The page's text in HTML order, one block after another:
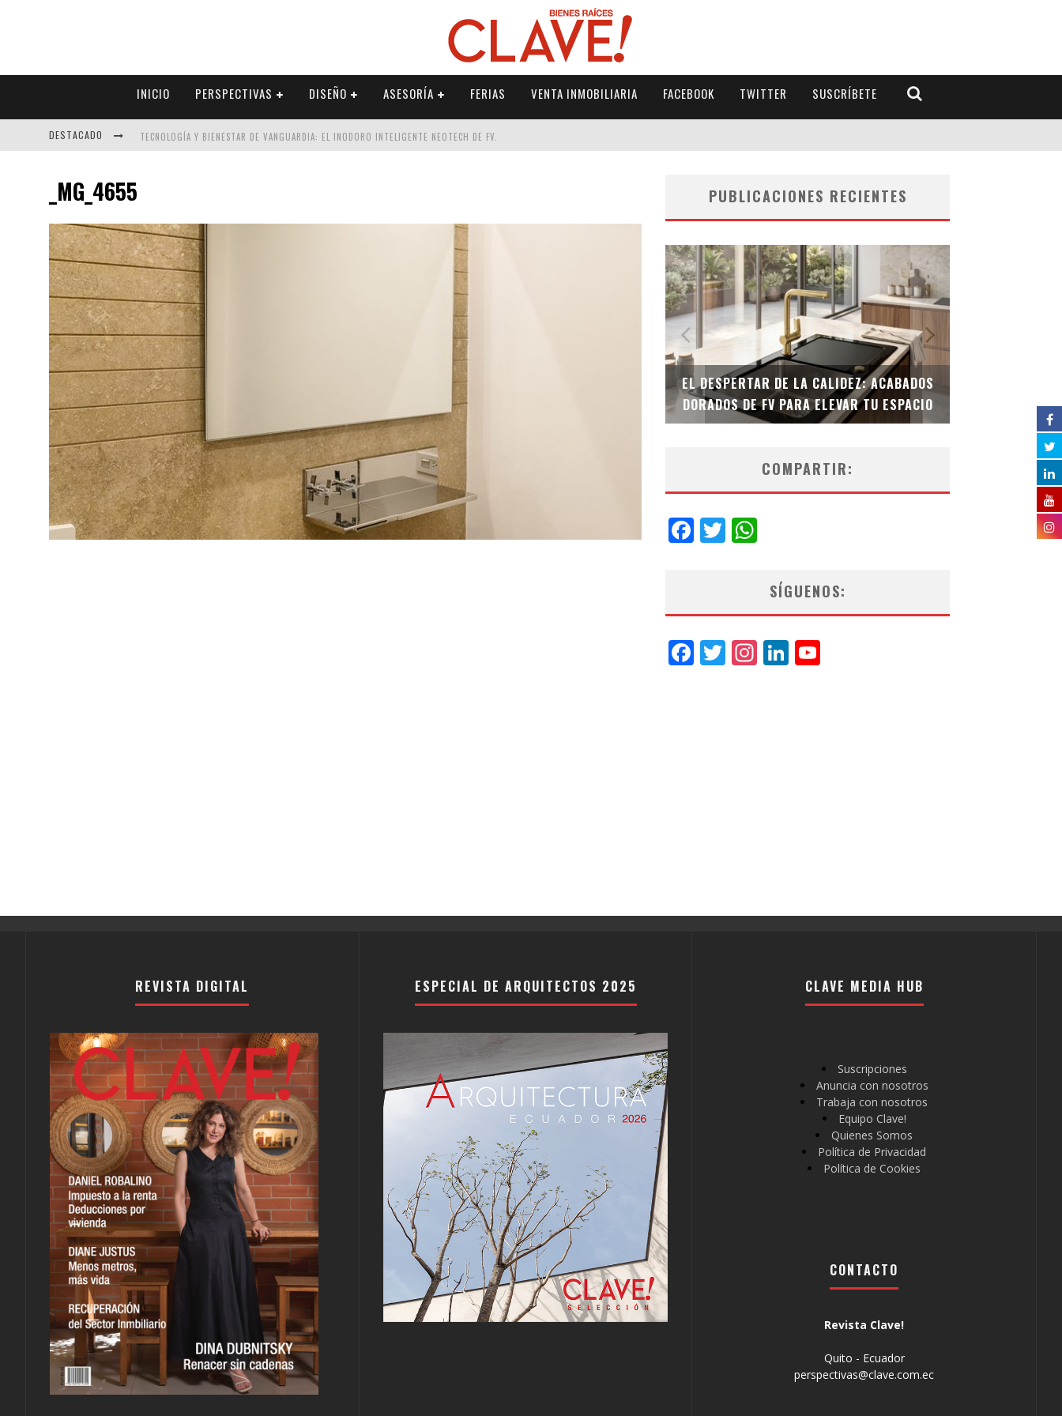
INICIO PERSPECTIVAS DISEÑO ASESORÍA FERIAS VENTA INMOBILIARIA FACEBOOK TWITTER SUSCRÍBETE
DESTACADO TECNOLOGÍA Y BIENESTAR DE VANGUARDIA: EL INODORO INTELIGENTE NEOTECH DE FV.
EL DESPERTAR DE LA CALIDEZ: ACABADOS DORADOS DE FV PARA ELEVAR TU ESPACIO
_MG_4655 PUBLICACIONES RECIENTES
SAINT-GOBAIN IMPTEK – XI CONVENCIÓN
EL DESPERTAR DE LA CALIDEZ: ACABADOS
DORADOS DE FV PARA ELEVAR TU ESPACIO
EL INODORO
COMPARTIR:
Facebook
Twitter
SÍGUENOS:
Facebook
Twitter
Instagram
LinkedIn
REVISTA DIGITAL ESPECIAL DE ARQUITECTOS 2025 CLAVE MEDIA HUB
Suscripciones
Anuncia con nosotros
Trabaja con nosotros
Equipo Clave!
Quienes Somos
Política de Privacidad
Política de Cookies
CONTACTO
Revista Clave!
Quito - Ecuador
perspectivas@clave.com.ec